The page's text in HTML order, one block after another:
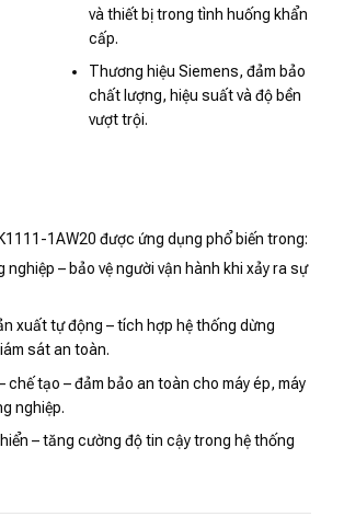
và thiết bị trong tình huống khẩn
cấp.
Thương hiệu Siemens, đảm bảo
chất lượng, hiệu suất và độ bền
vượt trội.
1AW20 được ứng dụng phổ biến trong:
nghiệp – bảo vệ người vận hành khi xảy ra sự
xuất tự động – tích hợp hệ thống dừng
sát an toàn.
chế tạo – đảm bảo an toàn cho máy ép, máy
nghiệp.
– tăng cường độ tin cậy trong hệ thống